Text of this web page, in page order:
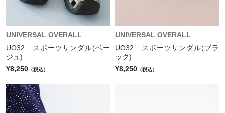
UNIVERSAL OVERALL
UO32 スポーツサンダル(ベー
ジュ)
¥8,250 （税込）
UNIVERSAL OVERALL
UO32 スポーツサンダル(ブラ
ック)
¥8,250 （税込）